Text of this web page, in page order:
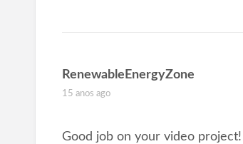
RenewableEnergyZone
15 anos ago
Good job on your video project!